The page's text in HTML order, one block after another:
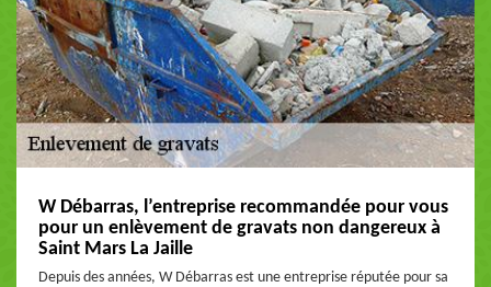
W Débarras, l’entreprise recommandée pour vous
pour un enlèvement de gravats non dangereux à
Saint Mars La Jaille
Depuis des années, W Débarras est une entreprise réputée pour sa